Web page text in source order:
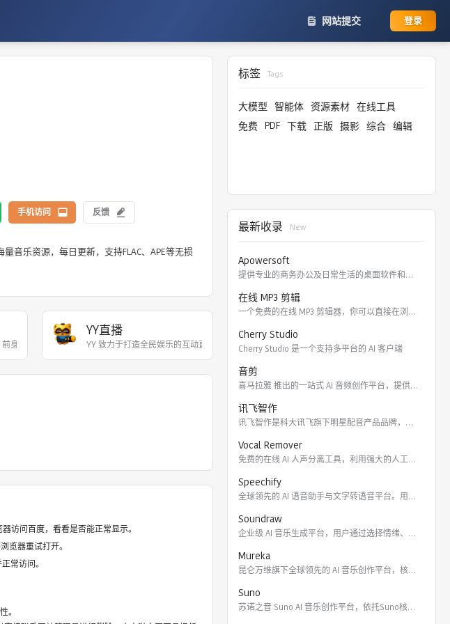
网站提交 登录
手机访问 反馈
音乐资源，每日更新，支持FLAC、APE等无损
身为YY游戏直播，201
YY直播
YY 致力于打造全民娱乐的互动直播平台，以多样的美
访问百度，看看是否能正常显示。
览器重试打开。
常访问。
。
标签 Tags
大模型 智能体 资源素材 在线工具
免费 PDF 下载 正版 摄影 综合 编辑
最新收录 New
Apowersoft
提供专业的商务办公及日常生活的桌面软件和在线应用。 软件涵盖
在线 MP3 剪辑
一个免费的在线 MP3 剪辑器，你可以直接在浏览器里剪切，裁
Cherry Studio
Cherry Studio 是一个支持多平台的 AI 客户端
音剪
喜马拉雅 推出的一站式 AI 音频创作平台，提供云端协作、3
讯飞智作
讯飞智作是科大讯飞旗下明星配音产品品牌，提供合成配音软件、真
Vocal Remover
免费的在线 AI 人声分离工具，利用强大的人工智能算法将歌曲
Speechify
全球领先的 AI 语音助手与文字转语音平台。用户可通过 Ch
Soundraw
企业级 AI 音乐生成平台，用户通过选择情绪、流派、乐器及长
Mureka
昆仑万维旗下全球领先的 AI 音乐创作平台，核心模型包括全球
Suno
苏诺之音 Suno AI 音乐创作平台，依托Suno核心模型